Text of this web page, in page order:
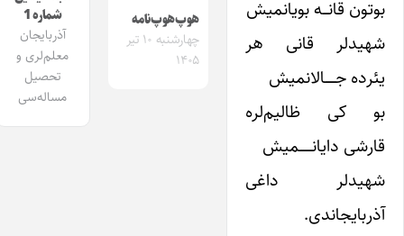
بوتون قانـــه بویانمیش
شهیدلر قانی هر
یئرده جــــــالانمیش
بو کی ظالیم‌لره
قارشی دایانـــــــمیش
شهیدلر داغی
آذربایجاندی.
هوپ‌هوپ‌نامه
چهارشنبه ۱۰ تیر
۱۴۰۵
شماره 1
آذربایجان
معلم‌لری و
تحصیل
مساله‌سی